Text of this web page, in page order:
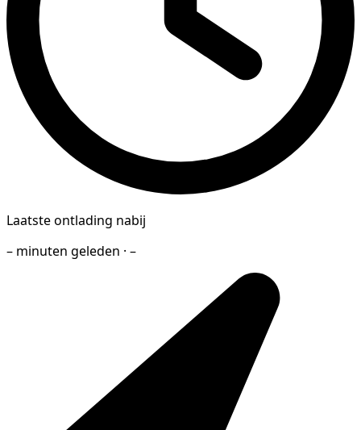
Laatste ontlading nabij
– minuten geleden · –